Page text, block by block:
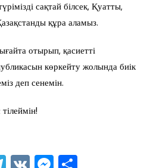
сақтай білсек, Қуатты,
құра аламыз.
отырып, қасиетті
көркейту жолында биік
деп сенемін.